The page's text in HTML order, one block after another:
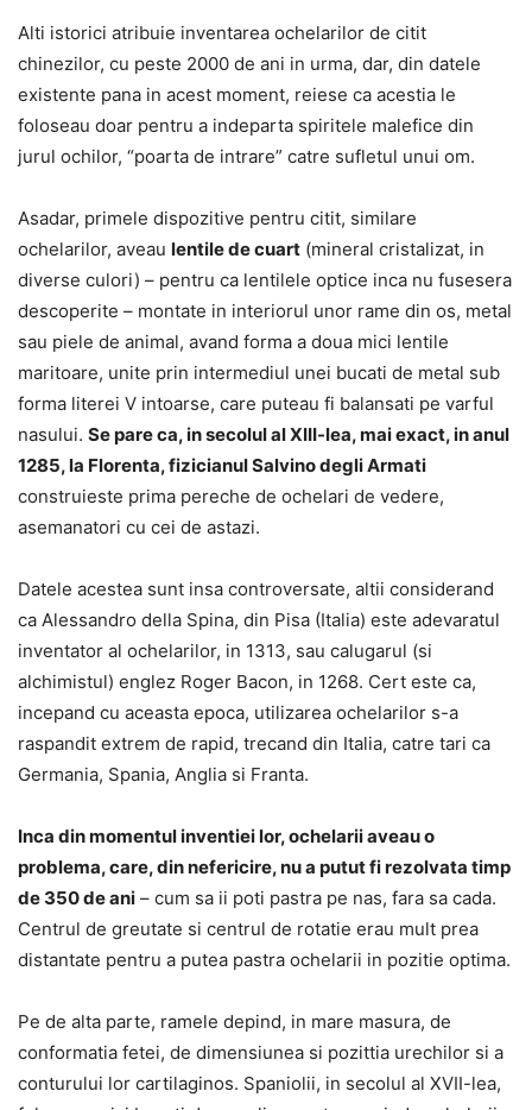
Alti istorici atribuie inventarea ochelarilor de citit
chinezilor, cu peste 2000 de ani in urma, dar, din datele
existente pana in acest moment, reiese ca acestia le
foloseau doar pentru a indeparta spiritele malefice din
jurul ochilor, “poarta de intrare” catre sufletul unui om.
Asadar, primele dispozitive pentru citit, similare
ochelarilor, aveau lentile de cuart (mineral cristalizat, in
diverse culori) – pentru ca lentilele optice inca nu fusesera
descoperite – montate in interiorul unor rame din os, metal
sau piele de animal, avand forma a doua mici lentile
maritoare, unite prin intermediul unei bucati de metal sub
forma literei V intoarse, care puteau fi balansati pe varful
nasului. Se pare ca, in secolul al XIII-lea, mai exact, in anul
1285, la Florenta, fizicianul Salvino degli Armati
construieste prima pereche de ochelari de vedere,
asemanatori cu cei de astazi.
Datele acestea sunt insa controversate, altii considerand
ca Alessandro della Spina, din Pisa (Italia) este adevaratul
inventator al ochelarilor, in 1313, sau calugarul (si
alchimistul) englez Roger Bacon, in 1268. Cert este ca,
incepand cu aceasta epoca, utilizarea ochelarilor s-a
raspandit extrem de rapid, trecand din Italia, catre tari ca
Germania, Spania, Anglia si Franta.
Inca din momentul inventiei lor, ochelarii aveau o
problema, care, din nefericire, nu a putut fi rezolvata timp
de 350 de ani – cum sa ii poti pastra pe nas, fara sa cada.
Centrul de greutate si centrul de rotatie erau mult prea
distantate pentru a putea pastra ochelarii in pozitie optima.
Pe de alta parte, ramele depind, in mare masura, de
conformatia fetei, de dimensiunea si pozittia urechilor si a
conturului lor cartilaginos. Spaniolii, in secolul al XVII-lea,